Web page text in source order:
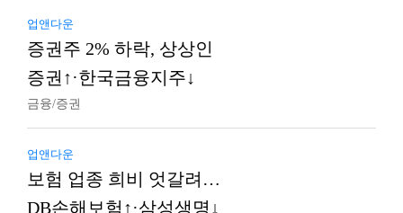
업앤다운
증권주 2% 하락, 상상인
증권↑·한국금융지주↓
금융/증권
업앤다운
보험 업종 희비 엇갈려…
DB손해보험↑·삼성생명↓